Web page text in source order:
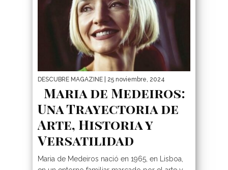
DESCUBRE MAGAZINE | 25 noviembre, 2024
Maria de Medeiros:
Una Trayectoria de
Arte, Historia y
Versatilidad
Maria de Medeiros nació en 1965, en Lisboa,